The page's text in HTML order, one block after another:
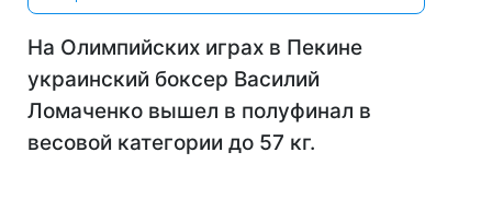
На Олимпийских играх в Пекине
украинский боксер Василий
Ломаченко вышел в полуфинал в
весовой категории до 57 кг.